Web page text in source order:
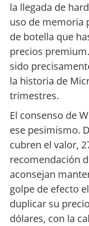
la llegada de
uso de memoria
de botella que
precios
sido
la historia de
trimestres.
El consenso de
ese pesimismo.
cubren el valor,
recomendación
aconsejan
golpe de efecto
duplicar su
dólares, con la